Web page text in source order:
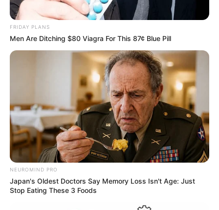
FRIDAY PLANS
Men Are Ditching $80 Viagra For This 87¢ Blue Pill
NEUROMIND PRO
Japan's Oldest Doctors Say Memory Loss Isn't Age: Just
Stop Eating These 3 Foods